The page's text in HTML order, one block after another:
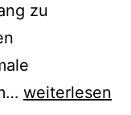
zu
7
weiterlesen